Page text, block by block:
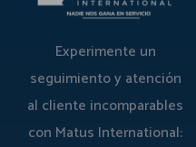
Experimente un
seguimiento y atención
al cliente incomparables
con Matus International: